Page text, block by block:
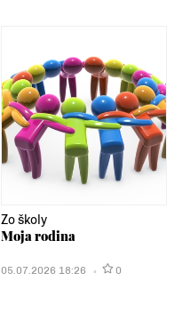
Zo školy
Moja rodina
05.07.2026 18:26 0